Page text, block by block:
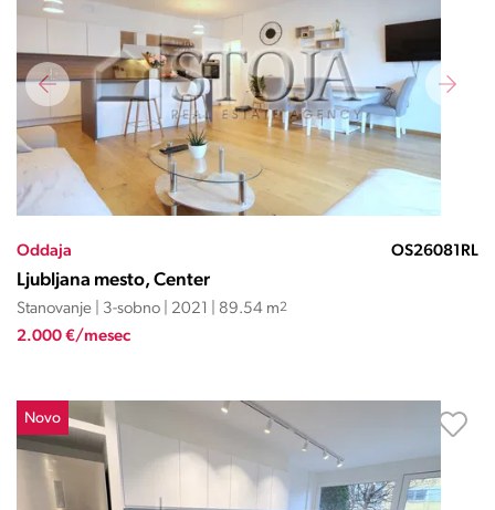
Oddaja OS26081RL
Ljubljana mesto, Center
Stanovanje | 3-sobno | 2021 | 89.54 m2
2.000 €/mesec
Novo